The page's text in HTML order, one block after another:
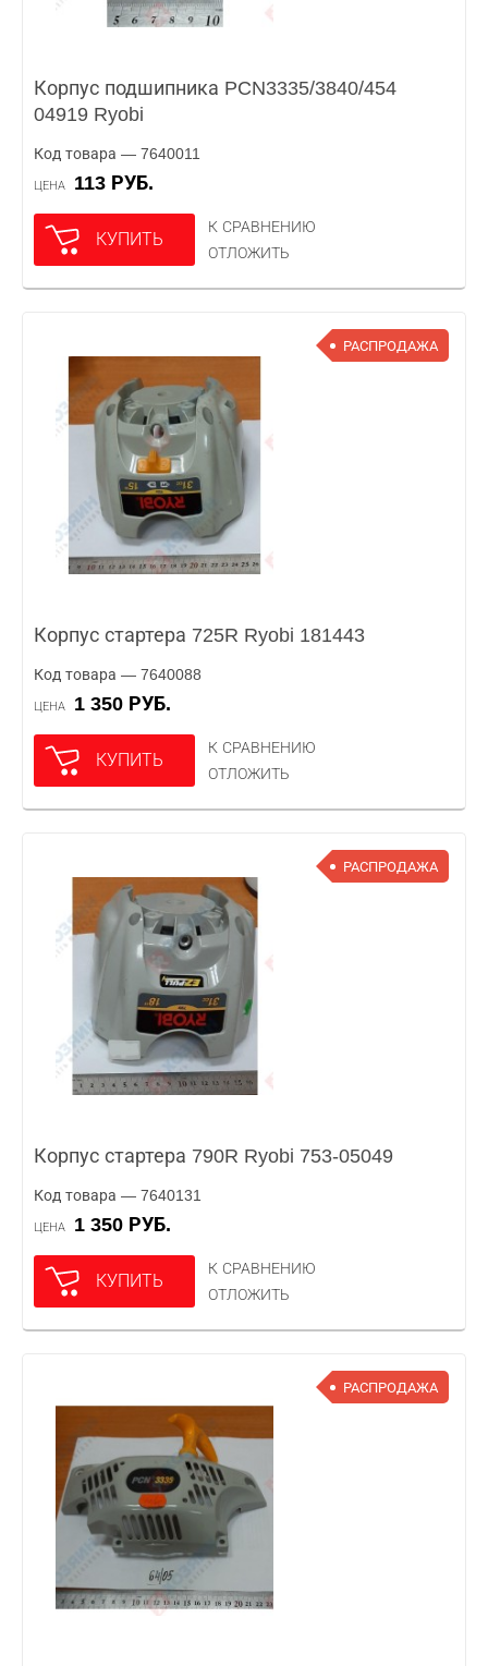
Корпус подшипника PCN3335/3840/454
04919 Ryobi
Код товара — 7640011
ЦЕНА 113 РУБ.
КУПИТЬ
К СРАВНЕНИЮ
ОТЛОЖИТЬ
РАСПРОДАЖА
Корпус стартера 725R Ryobi 181443
Код товара — 7640088
ЦЕНА 1 350 РУБ.
КУПИТЬ
К СРАВНЕНИЮ
ОТЛОЖИТЬ
РАСПРОДАЖА
Корпус стартера 790R Ryobi 753-05049
Код товара — 7640131
ЦЕНА 1 350 РУБ.
КУПИТЬ
К СРАВНЕНИЮ
ОТЛОЖИТЬ
РАСПРОДАЖА